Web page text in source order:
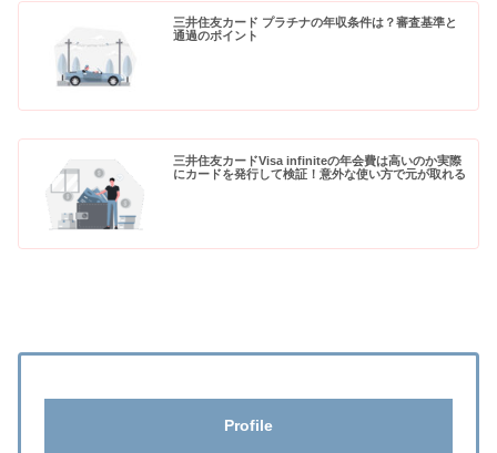
三井住友カード プラチナの年収条件は？審査基準と
通過のポイント
三井住友カードVisa infiniteの年会費は高いのか実際
にカードを発行して検証！意外な使い方で元が取れる
Profile